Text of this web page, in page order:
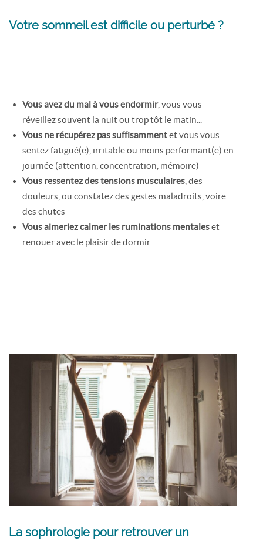
Votre sommeil est difficile ou perturbé ?
Vous avez du mal à vous endormir, vous vous
réveillez souvent la nuit ou trop tôt le matin...
Vous ne récupérez pas suffisammentet vous vous
sentez fatigué(e), irritable ou moins performant(e) en
journée (attention, concentration, mémoire)
Vous ressentez des tensions musculaires, des
douleurs, ou constatez des gestes maladroits, voire
des chutes
Vous aimeriez calmer les ruminations mentaleset
renouer avec le plaisir de dormir.
La sophrologie pour retrouver un